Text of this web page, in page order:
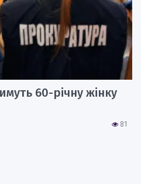
60-річну жінку
81